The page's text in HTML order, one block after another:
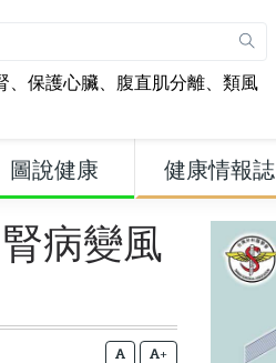
、 保護心臟、 腹直肌分離、 類風
圖說健康 健康情報誌
病變風
+